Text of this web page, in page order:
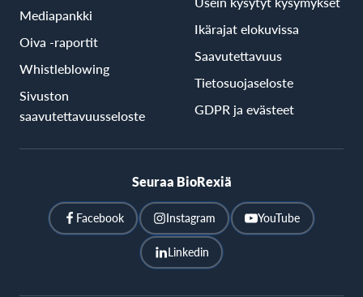
Mediapankki
Oiva -raportit
Whistleblowing
Sivuston
saavutettavuusseloste
Ikärajat elokuvissa
Saavutettavuus
Tietosuojaseloste
GDPR ja evästeet
Seuraa BioRexiä
Facebook Instagram YouTube
Linkedin